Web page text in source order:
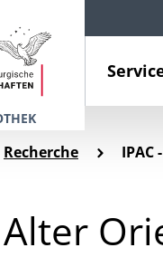
Recherche IPAC
Alter